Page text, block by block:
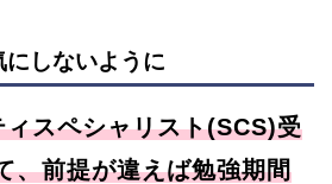
しないように
スペシャリスト(SCS)受
、前提が違えば勉強期間